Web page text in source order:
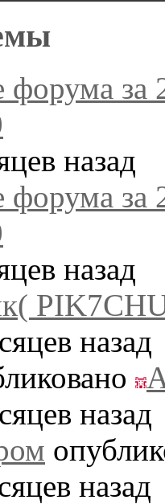
за
назад
за
назад
назад
назад
назад